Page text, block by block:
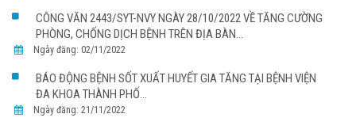
CÔNG VĂN 2443/SYT-NVY NGÀY 28/10/2022 VỀ TĂNG CƯỜNG
PHÒNG, CHỐNG DỊCH BỆNH TRÊN ĐỊA BÀN...
Ngày đăng: 02/11/2022
BÁO ĐỘNG BỆNH SỐT XUẤT HUYẾT GIA TĂNG TẠI BỆNH VIỆN
ĐA KHOA THÀNH PHỐ...
Ngày đăng: 21/11/2022